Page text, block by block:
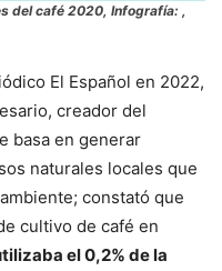
del café 2020, Infografía: ,
El Español en 2022,
creador del
basa en generar
naturales locales que
constató que
cultivo de café en
el 0,2% de la